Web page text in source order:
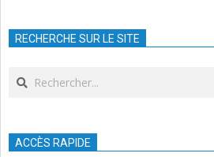
17RECHERCHE SUR LE SITE
Search
ACCÈS RAPIDE